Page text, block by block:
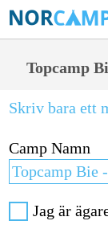
Topcamp
Skriv bara ett
Camp Namn
Jag är